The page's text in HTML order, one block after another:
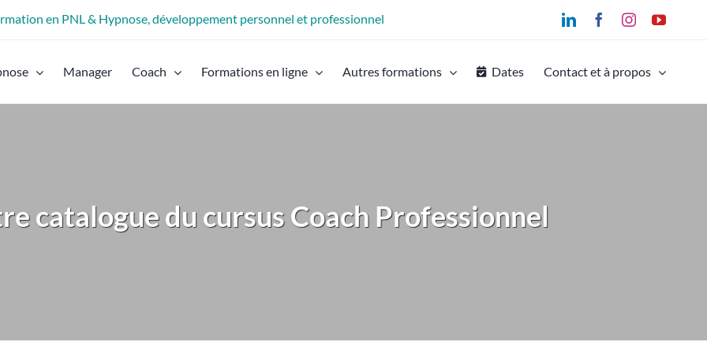
en PNL & Hypnose, développement personnel et professionnel LinkedInFacebookInstagram
Manager Coach Formations en ligne Autres formations Dates Contact et à propos
catalogue du cursus Coach Professionnel